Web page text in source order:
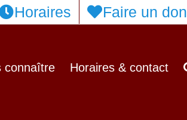
Horaires Faire un don
connaître Horaires & contact